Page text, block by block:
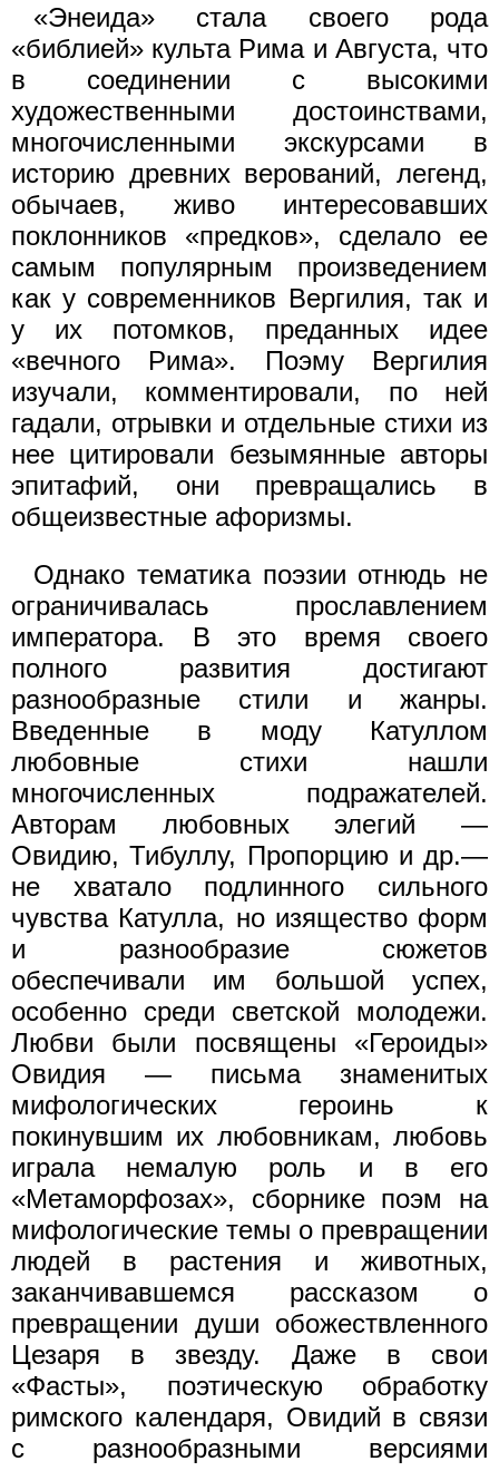
«Энеида» стала своего рода
«библией» культа Рима и Августа, что
в соединении с высокими
художественными достоинствами,
многочисленными экскурсами в
историю древних верований, легенд,
обычаев, живо интересовавших
поклонников «предков», сделало ее
самым популярным произведением
как у современников Вергилия, так и
у их потомков, преданных идее
«вечного Рима». Поэму Вергилия
изучали, комментировали, по ней
гадали, отрывки и отдельные стихи из
нее цитировали безымянные авторы
эпитафий, они превращались в
общеизвестные афоризмы.
Однако тематика поэзии отнюдь не
ограничивалась прославлением
императора. В это время своего
полного развития достигают
разнообразные стили и жанры.
Введенные в моду Катуллом
любовные стихи нашли
многочисленных подражателей.
Авторам любовных элегий —
Овидию, Тибуллу, Пропорцию и др.—
не хватало подлинного сильного
чувства Катулла, но изящество форм
и разнообразие сюжетов
обеспечивали им большой успех,
особенно среди светской молодежи.
Любви были посвящены «Героиды»
Овидия — письма знаменитых
мифологических героинь к
покинувшим их любовникам, любовь
играла немалую роль и в его
«Метаморфозах», сборнике поэм на
мифологические темы о превращении
людей в растения и животных,
заканчивавшемся рассказом о
превращении души обожествленного
Цезаря в звезду. Даже в свои
«Фасты», поэтическую обработку
римского календаря, Овидий в связи
с разнообразными версиями